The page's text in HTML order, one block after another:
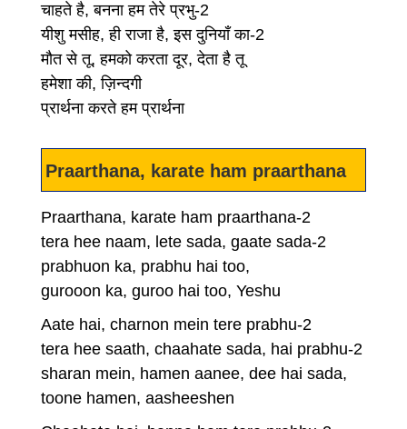
चाहते है, बनना हम तेरे प्रभु-2
यीशु मसीह, ही राजा है, इस दुनियाँ का-2
मौत से तू, हमको करता दूर, देता है तू
हमेशा की, ज़िन्दगी
प्रार्थना करते हम प्रार्थना
Praarthana, karate ham praarthana
Praarthana, karate ham praarthana-2
tera hee naam, lete sada, gaate sada-2
prabhuon ka, prabhu hai too,
gurooon ka, guroo hai too, Yeshu
Aate hai, charnon mein tere prabhu-2
tera hee saath, chaahate sada, hai prabhu-2
sharan mein, hamen aanee, dee hai sada,
toone hamen, aasheeshen